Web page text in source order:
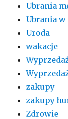
Ubrania
Ubrania
Uroda
wakacje
zakupy
zakupy
Zdrowie